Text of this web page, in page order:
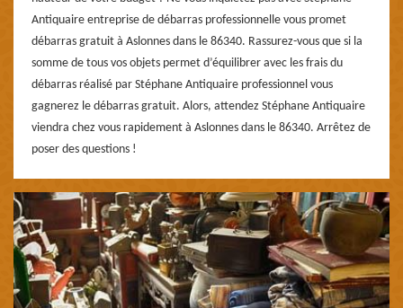
Antiquaire entreprise de débarras professionnelle vous promet
débarras gratuit à Aslonnes dans le 86340. Rassurez-vous que si la
somme de tous vos objets permet d’équilibrer avec les frais du
débarras réalisé par Stéphane Antiquaire professionnel vous
gagnerez le débarras gratuit. Alors, attendez Stéphane Antiquaire
viendra chez vous rapidement à Aslonnes dans le 86340. Arrêtez de
poser des questions !